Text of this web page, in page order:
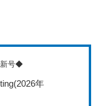
号◆
(2026年